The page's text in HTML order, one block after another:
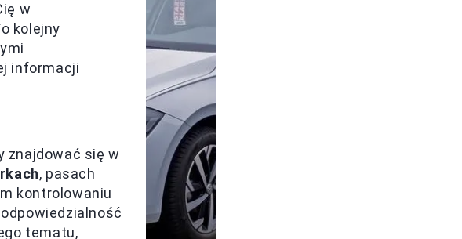
w
kolejny
informacji
znajdować się w
, pasach
kontrolowaniu
tematu,